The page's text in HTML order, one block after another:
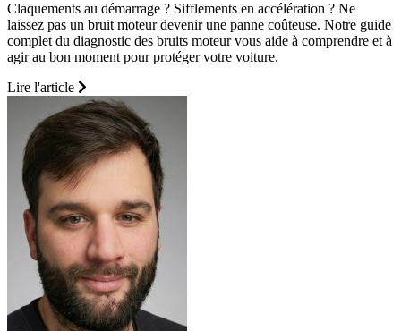
Claquements au démarrage ? Sifflements en accélération ? Ne
laissez pas un bruit moteur devenir une panne coûteuse. Notre guide
complet du diagnostic des bruits moteur vous aide à comprendre et à
agir au bon moment pour protéger votre voiture.
Lire l'article